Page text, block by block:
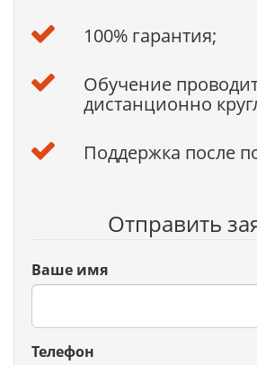
100% гарантия;
Обучение
дистанционно
Поддержка после
Отправить
Ваше имя
Телефон